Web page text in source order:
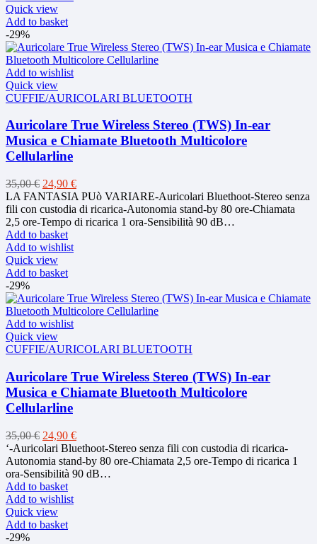
Quick view
Add to basket
-29%
Add to wishlist
Quick view
CUFFIE/AURICOLARI BLUETOOTH
Auricolare True Wireless Stereo (TWS) In-ear
Musica e Chiamate Bluetooth Multicolore
Cellularline
35,00€ Original
price
was:
35,00 €.
24,90 €Current
price
is:
24,90 €.
LA FANTASIA PUò VARIARE-Auricolari Bluethoot-Stereo senza
fili con custodia di ricarica-Autonomia stand-by 80 ore-Chiamata
2,5 ore-Tempo di ricarica 1 ora-Sensibilità 90 dB…
Add to basket
Add to wishlist
Quick view
Add to basket
-29%
Add to wishlist
Quick view
CUFFIE/AURICOLARI BLUETOOTH
Auricolare True Wireless Stereo (TWS) In-ear
Musica e Chiamate Bluetooth Multicolore
Cellularline
35,00€ Original
price
was:
35,00 €.
24,90 €Current
price
is:
24,90 €.
‘-Auricolari Bluethoot-Stereo senza fili con custodia di ricarica-
Autonomia stand-by 80 ore-Chiamata 2,5 ore-Tempo di ricarica 1
ora-Sensibilità 90 dB…
Add to basket
Add to wishlist
Quick view
Add to basket
-29%